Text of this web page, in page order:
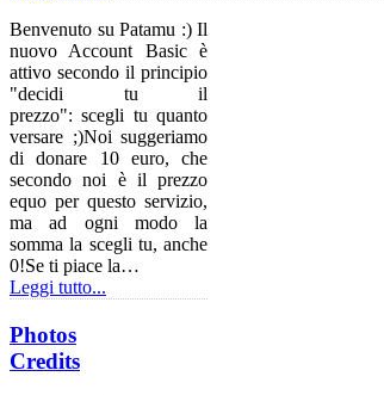
Benvenuto su Patamu :) Il
nuovo Account Basic è
attivo secondo il principio
"decidi tu il
prezzo": scegli tu quanto
versare ;)Noi suggeriamo
di donare 10 euro, che
secondo noi è il prezzo
equo per questo servizio,
ma ad ogni modo la
somma la scegli tu, anche
0!Se ti piace la…
Leggi tutto...
Photos
Credits